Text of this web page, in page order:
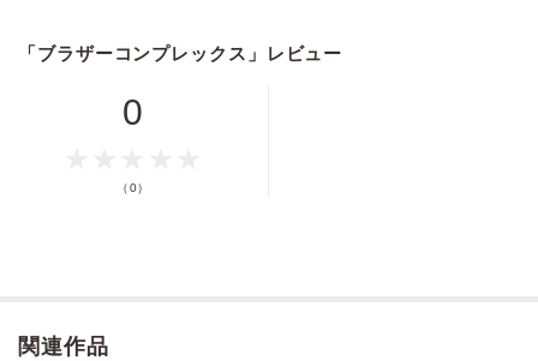
「ブラザーコンプレックス」レビュー
0
（0）
関連作品